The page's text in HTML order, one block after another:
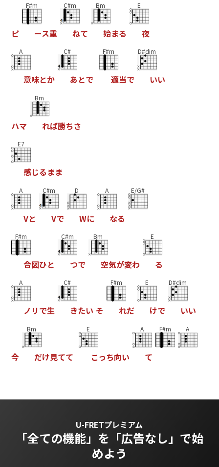
ピ
F#m
ース重
C#m
ねて
Bm
始まる
E
夜
A
意味とか
C#
あ とで
F#m
適当で
D#dim
いい
ハマ
Bm
れば勝ちさ
E7
感じる まま
A
Vと
C#m
Vで
D
Wに
A
なる
E/G#
F#m
合図ひと
C#m
つで
Bm
空気が変わ
E
る
A
ノ リで生
C#
きたい そ
F#m
れだ
E
けで
D#dim
いい
今
Bm
だけ見てて
E
こっち向い
A
て
F#m A
U-FRETプレミアム
「全ての機能」を 「広告なし」で始
めよう